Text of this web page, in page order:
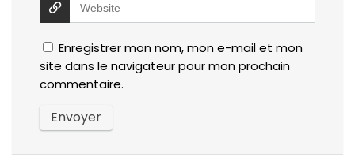
Enregistrer mon nom, mon e-mail et mon
site dans le navigateur pour mon prochain
commentaire.